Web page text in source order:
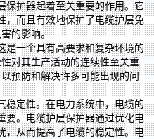
保护器起着至关重要的作用。它
，而且有效地保护了电缆护层免
的影响。
是一个具有高要求和复杂环境的
对其生产活动的连续性至关重
预防和解决许多可能出现的问
稳定性。在电力系统中，电缆的
要。电缆护层保护器通过优化电
，从而提高了电缆的稳定性。电